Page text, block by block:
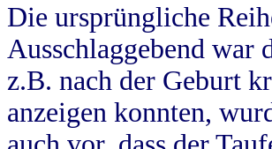
Die ursprüngliche
Ausschlaggebend war
z.B. nach der Geburt
anzeigen konnten,